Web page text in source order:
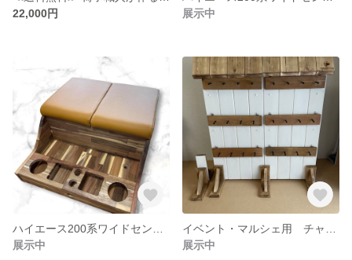
22,000円
展示中
展示中
展示中